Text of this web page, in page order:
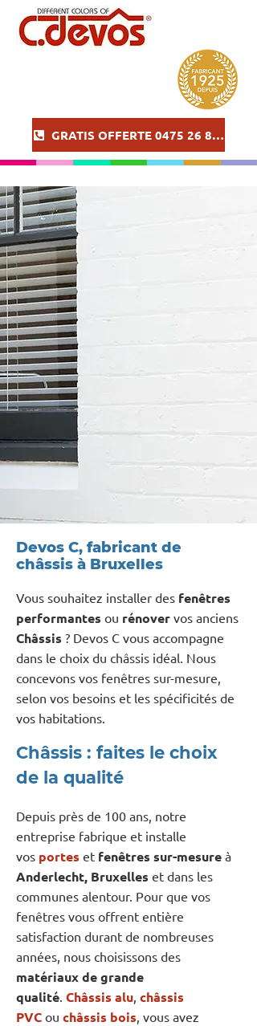
GRATIS OFFERTE 0475 26 86 57
Devos C, fabricant de
châssis à Bruxelles
Vous souhaitez installer des fenêtres
performantes ou rénover vos anciens
Châssis ? Devos C vous accompagne
dans le choix du châssis idéal. Nous
concevons vos fenêtres sur-mesure,
selon vos besoins et les spécificités de
vos habitations.
Châssis : faites le choix
de la qualité
Depuis près de 100 ans, notre
entreprise fabrique et installe
vos portes et fenêtres sur-mesure à
Anderlecht, Bruxelles et dans les
communes alentour. Pour que vos
fenêtres vous offrent entière
satisfaction durant de nombreuses
années, nous choisissons des
matériaux de grande
qualité. Châssis alu, châssis
PVC ou châssis bois, vous avez